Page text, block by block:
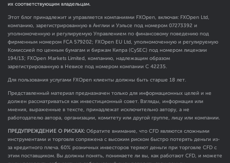
их соответствующим владельцам.
Этот блог принадлежит и управляется компаниями FXOpen, включая: FXOpen Ltd,
компанию, зарегистрированную в Англии и Уэльсе под номером 07273392 и
уполномоченную и регулируемую Управлением по финансовому поведению под
фирменным номером FCA 579202; FXOpen EU Ltd, уполномоченную и регулируемую
Комиссией по ценным бумагам и биржам Кипра (CySEC) под номером лицензии
194/13; FXOpen Markets Limited, компанию, надлежащим образом
зарегистрированную в Невисе под номером компании C 42235.
Для пользования услугами FXOpen клиенты должны быть старше 18 лет.
Представленный материал предназначен только для информационных целей и не
должен рассматриваться как инвестиционный совет. Взгляды, информация или
мнения, выраженные в тексте, принадлежат исключительно автору, а не
работодателю автора, организации, комитету или другой группе, лицу или компании.
ПРЕДУПРЕЖДЕНИЕ О РИСКАХ: Обратите внимание, что CFD являются сложными
инструментами и торговля сопряжена с высоким риском быстро потерять деньги из-
за кредитного плеча. 60% розничных инвесторов теряют деньги при торговле CFD с
этим поставщиком. Вы должны понять, понимаете ли вы, как работают CFD, и можете